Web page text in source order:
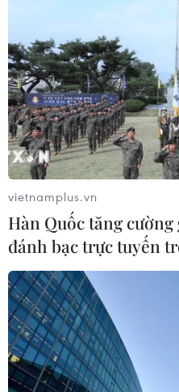
chế mới nào đối với việc
sóat (GP) tại khu vực biên
vietnamplus.vn
Hàn Quốc tăng
đánh bạc trực tuyến